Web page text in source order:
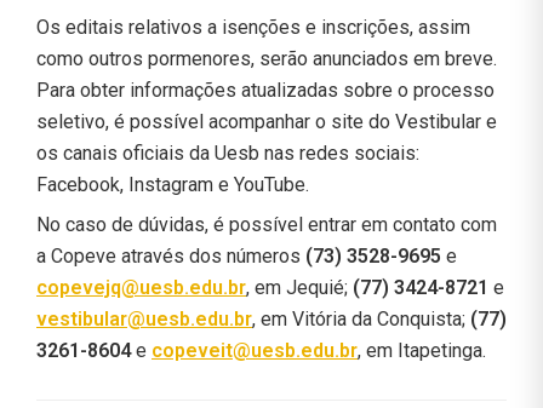
Os editais relativos a isenções e inscrições, assim
como outros pormenores, serão anunciados em breve.
Para obter informações atualizadas sobre o processo
seletivo, é possível acompanhar o site do Vestibular e
os canais oficiais da Uesb nas redes sociais:
Facebook, Instagram e YouTube.
No caso de dúvidas, é possível entrar em contato com
a Copeve através dos números (73) 3528-9695 e
copevejq@uesb.edu.br, em Jequié; (77) 3424-8721 e
vestibular@uesb.edu.br, em Vitória da Conquista; (77)
3261-8604e copeveit@uesb.edu.br, em Itapetinga.